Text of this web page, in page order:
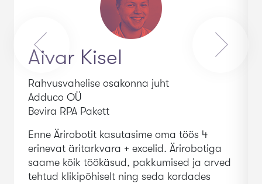
Aivar Kisel
Rahvusvahelise osakonna juht
Adduco OÜ
Bevira RPA Pakett
Enne Ärirobotit kasutasime oma töös 4
erinevat äritarkvara + excelid. Ärirobotiga
saame kõik töökäsud, pakkumised ja arved
tehtud klikipõhiselt ning seda kordades